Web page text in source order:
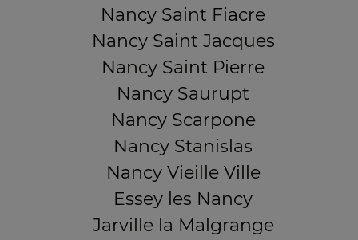
Nancy Saint Fiacre
Nancy Saint Jacques
Nancy Saint Pierre
Nancy Saurupt
Nancy Scarpone
Nancy Stanislas
Nancy Vieille Ville
Essey les Nancy
Jarville la Malgrange